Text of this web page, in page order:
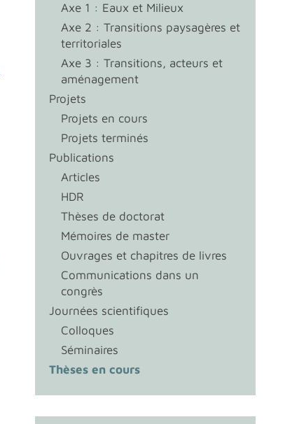
Axe 1 : Eaux et Milieux
Axe 2 : Transitions paysagères et
territoriales
Axe 3 : Transitions, acteurs et
aménagement
Projets
Projets en cours
Projets terminés
Publications
Articles
HDR
Thèses de doctorat
Mémoires de master
Ouvrages et chapitres de livres
Communications dans un
congrès
Journées scientifiques
Colloques
Séminaires
Thèses en cours